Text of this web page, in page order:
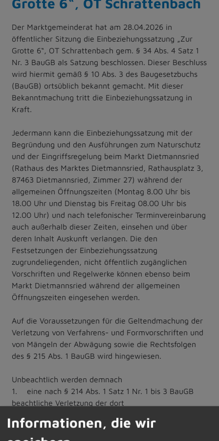
Der Marktgemeinderat hat am 28.04.2026 in
öffentlicher Sitzung die Einbeziehungssatzung „Zur
Grotte 6“, OT Schrattenbach gem. § 34 Abs. 4 Satz 1
Nr. 3 BauGB als Satzung beschlossen. Dieser Beschluss
wird hiermit gemäß § 10 Abs. 3 des Baugesetzbuchs
(BauGB) ortsüblich bekannt gemacht. Mit dieser
Bekanntmachung tritt die Einbeziehungssatzung in
Kraft.
Jedermann kann die Einbeziehungssatzung mit der
Begründung und den Ausführungen zum Naturschutz
und der Eingriffsregelung beim Markt Dietmannsried
(Rathaus des Marktes Dietmannsried, Rathausplatz 3,
87463 Dietmannsried, Zimmer 27) während der
allgemeinen Öffnungszeiten (Montag 8.00 Uhr bis
18.00 Uhr und Dienstag bis Freitag 08.00 Uhr bis
12.00 Uhr) und nach telefonischer Terminvereinbarung
auch außerhalb dieser Zeiten, einsehen und über
deren Inhalt Auskunft verlangen. Die den
Festsetzungen der Einbeziehungssatzung
zugrundeliegenden, nicht öffentlich zugänglichen
Vorschriften und Regelwerke können ebenso beim
Markt Dietmannsried während der allgemeinen
Öffnungszeiten eingesehen werden.
Auf die Voraussetzungen für die Geltendmachung der
Verletzung von Verfahrens- und Formvorschriften und
von Mängeln der Abwägung sowie die Rechtsfolgen
des § 215 Abs. 1 BauGB wird hingewiesen.
Unbeachtlich werden demnach
1. eine nach § 214 Abs. 1 Satz 1 Nr. 1 bis 3 BauGB
beachtliche Verletzung der dort
2. eine unter Berücksichtigung des § 214 Abs. 2
BauGB beachtliche Verletzung der Vorschriften über
Informationen, die wir